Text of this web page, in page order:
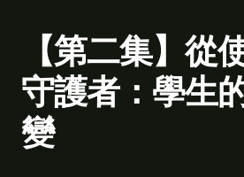
【第二集】從
守護者：學生
變